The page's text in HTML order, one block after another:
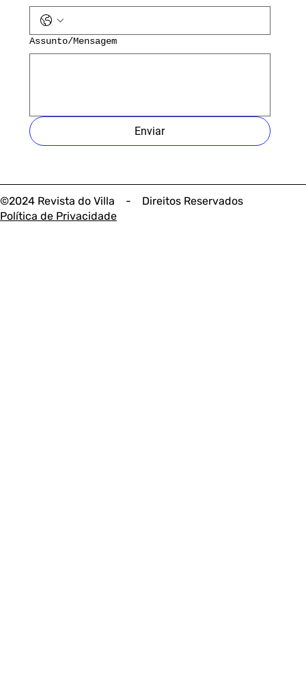
©2024 Revista do Villa - Direitos Reservados
Política de Privacidade
Assunto/Mensagem
Enviar